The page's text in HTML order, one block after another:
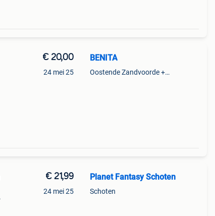
€ 20,00
24 mei 25
BENITA
Oostende Zandvoorde +Oostende
€ 21,99
24 mei 25
Planet Fantasy Schoten
Schoten